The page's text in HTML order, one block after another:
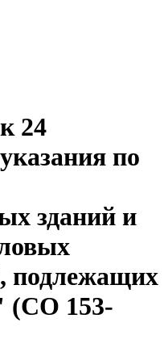
24
по
зданий и
подлежащих
(СО 153-